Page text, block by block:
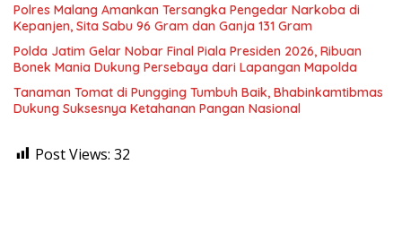
Polres Malang Amankan Tersangka Pengedar Narkoba di
Kepanjen, Sita Sabu 96 Gram dan Ganja 131 Gram
Polda Jatim Gelar Nobar Final Piala Presiden 2026, Ribuan
Bonek Mania Dukung Persebaya dari Lapangan Mapolda
Tanaman Tomat di Pungging Tumbuh Baik, Bhabinkamtibmas
Dukung Suksesnya Ketahanan Pangan Nasional
Post Views: 32